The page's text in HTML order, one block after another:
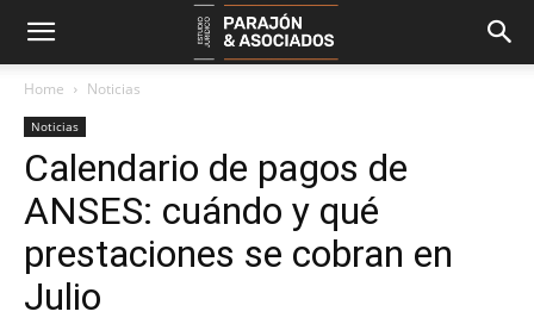
Home Noticias
Noticias
Calendario de pagos de
ANSES: cuándo y qué
prestaciones se cobran en
Julio